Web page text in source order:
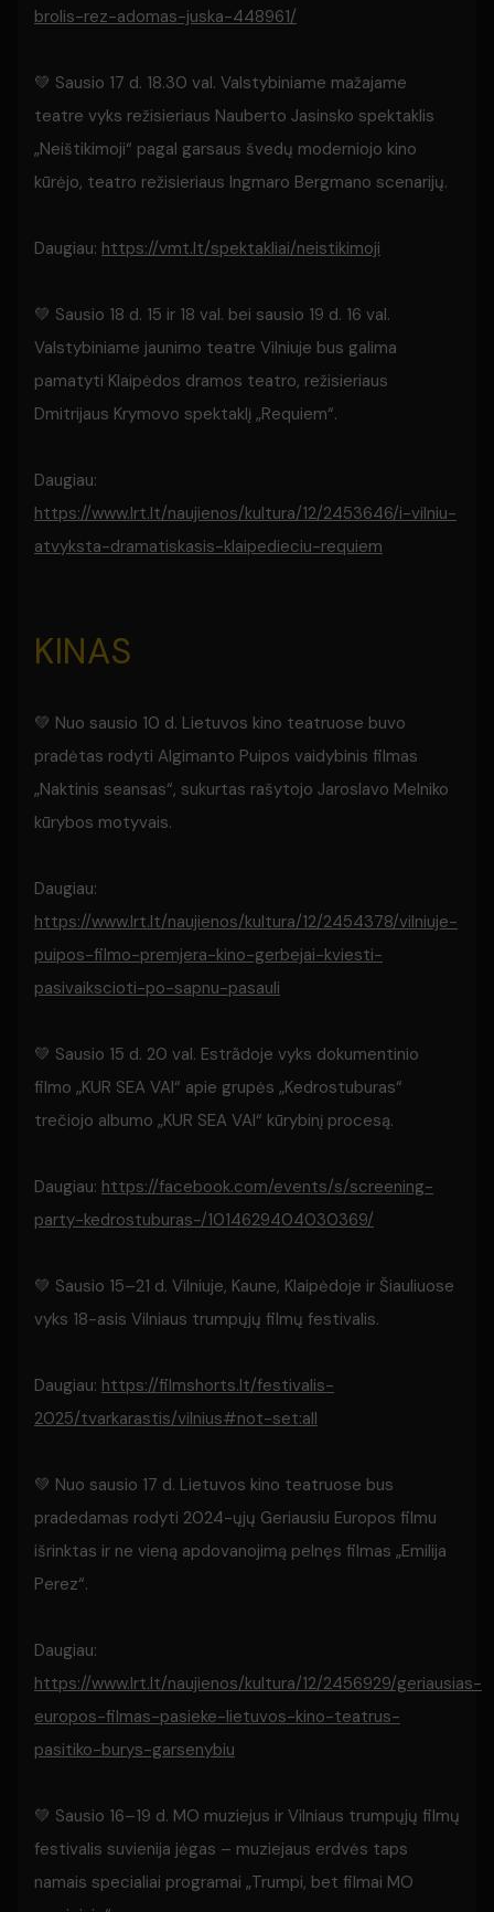
brolis-rez-adomas-juska-448961/
💚 Sausio 17 d. 18.30 val. Valstybiniame mažajame
teatre vyks režisieriaus Nauberto Jasinsko spektaklis
„Neištikimoji“ pagal garsaus švedų moderniojo kino
kūrėjo, teatro režisieriaus Ingmaro Bergmano scenarijų.
Daugiau: https://vmt.lt/spektakliai/neistikimoji
💚 Sausio 18 d. 15 ir 18 val. bei sausio 19 d. 16 val.
Valstybiniame jaunimo teatre Vilniuje bus galima
pamatyti Klaipėdos dramos teatro, režisieriaus
Dmitrijaus Krymovo spektaklį „Requiem“.
Daugiau:
https://www.lrt.lt/naujienos/kultura/12/2453646/i-vilniu-
atvyksta-dramatiskasis-klaipedieciu-requiem
KINAS
💚 Nuo sausio 10 d. Lietuvos kino teatruose buvo
pradėtas rodyti Algimanto Puipos vaidybinis filmas
„Naktinis seansas“, sukurtas rašytojo Jaroslavo Melniko
kūrybos motyvais.
Daugiau:
https://www.lrt.lt/naujienos/kultura/12/2454378/vilniuje-
puipos-filmo-premjera-kino-gerbejai-kviesti-
pasivaikscioti-po-sapnu-pasauli
💚 Sausio 15 d. 20 val. Estrãdoje vyks dokumentinio
filmo „KUR SEA VAI“ apie grupės „Kedrostuburas“
trečiojo albumo „KUR SEA VAI“ kūrybinį procesą.
Daugiau: https://facebook.com/events/s/screening-
party-kedrostuburas-/1014629404030369/
💚 Sausio 15–21 d. Vilniuje, Kaune, Klaipėdoje ir Šiauliuose
vyks 18-asis Vilniaus trumpųjų filmų festivalis.
Daugiau: https://filmshorts.lt/festivalis-
2025/tvarkarastis/vilnius#not-set:all
💚 Nuo sausio 17 d. Lietuvos kino teatruose bus
pradedamas rodyti 2024-ųjų Geriausiu Europos filmu
išrinktas ir ne vieną apdovanojimą pelnęs filmas „Emilija
Perez“.
Daugiau:
https://www.lrt.lt/naujienos/kultura/12/2456929/geriausias-
europos-filmas-pasieke-lietuvos-kino-teatrus-
pasitiko-burys-garsenybiu
💚 Sausio 16–19 d. MO muziejus ir Vilniaus trumpųjų filmų
festivalis suvienija jėgas – muziejaus erdvės taps
namais specialiai programai „Trumpi, bet filmai MO